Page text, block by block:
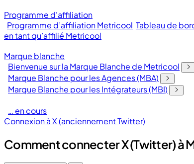
Programme d'affiliation
Programme d’affiliation Metricool Tableau de
en tant qu’affilié Metricool
Marque blanche
Bienvenue sur la Marque Blanche de Metricool
Marque Blanche pour les Agences (MBA)
Marque Blanche pour les Intégrateurs (MBI)
… en cours
Connexion à X (anciennement Twitter)
Comment connecter X (Twitter) à